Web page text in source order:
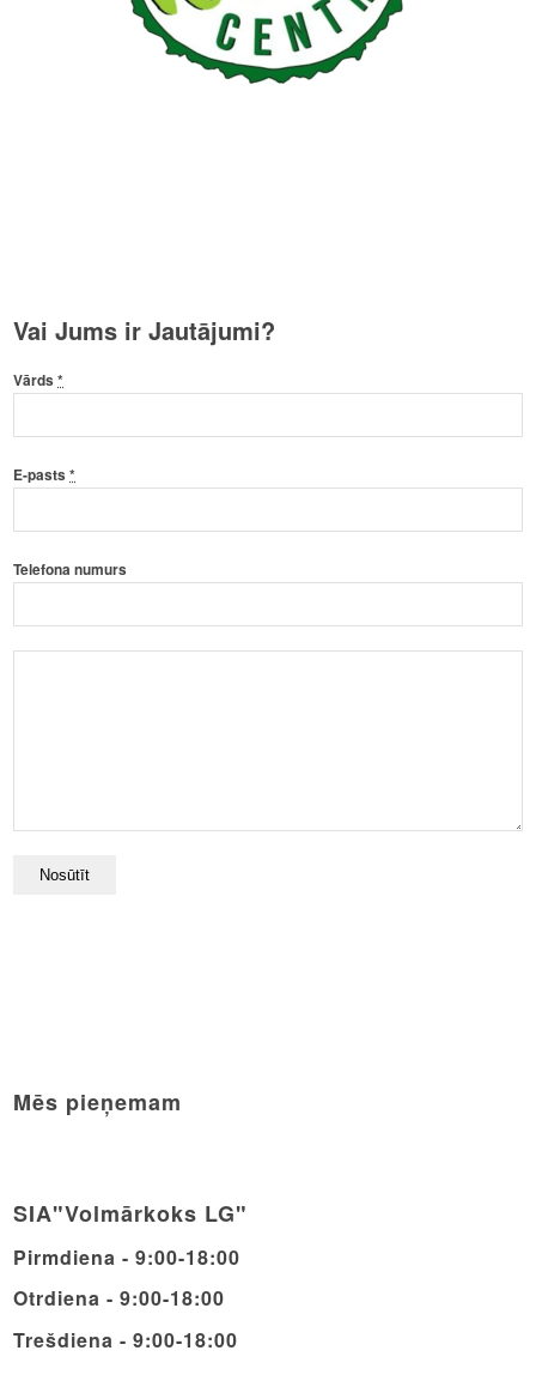
Vai Jums ir Jautājumi?
Vārds*
E-pasts*
Telefona numurs
Mēs pieņemam
SIA"Volmārkoks LG"
Pirmdiena - 9:00-18:00
Otrdiena - 9:00-18:00
Trešdiena - 9:00-18:00